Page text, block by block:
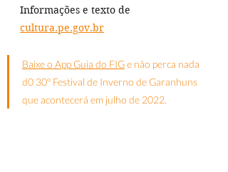
Informações e texto de
cultura.pe.gov.br
Baixe o App Guia do FIG e não perca nada
d0 30º Festival de Inverno de Garanhuns
que acontecerá em julho de 2022.